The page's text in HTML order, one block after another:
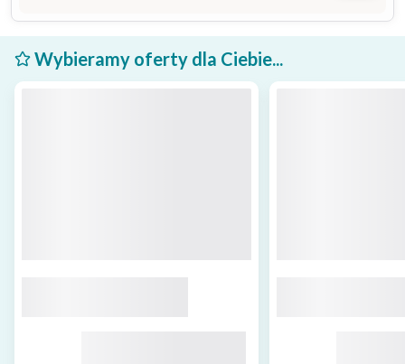
Wybieramy oferty dla Ciebie...